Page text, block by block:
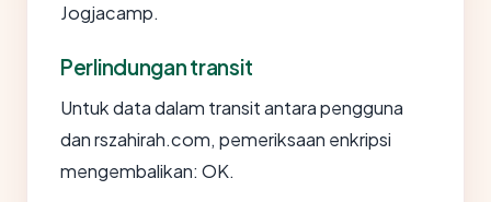
Jogjacamp.
Perlindungan transit
Untuk data dalam transit antara pengguna
dan rszahirah.com, pemeriksaan enkripsi
mengembalikan: OK.